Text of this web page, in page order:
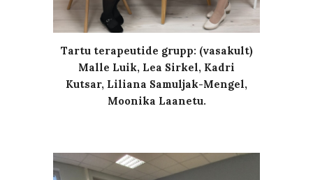
Tartuterapeutide grupp: (vasakult)
Malle Luik, Lea Sirkel, Kadri
Kutsar, Liliana Samuljak-Mengel,
Moonika Laanetu.